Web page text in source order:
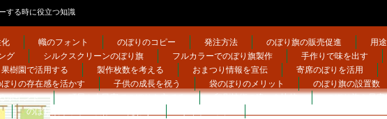
する時に役立つ知識
幟のフォント のぼりのコピー 発注方法 のぼり旗の販売促進 用途
グ
シルクスクリーンのぼり旗 フルカラーでのぼり旗製作 手作りで味を出す
果樹園で活用する 製作枚数を考える おまつり情報を宣伝 寄席のぼりを活用
りの存在感を活かす 子供の成長を祝う 袋のぼりのメリット のぼり旗の設置数
ポイント
のぼり旗ネットの製作のこだわり